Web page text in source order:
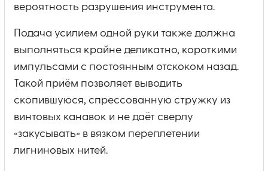
вероятность разрушения инструмента.
Подача усилием одной руки также должна
выполняться крайне деликатно, короткими
импульсами с постоянным отскоком назад.
Такой приём позволяет выводить
скопившуюся, спрессованную стружку из
винтовых канавок и не даёт сверлу
«закусывать» в вязком переплетении
лигниновых нитей.